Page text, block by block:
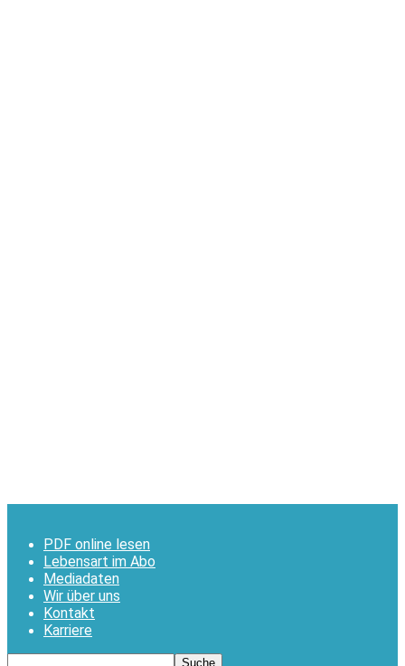
PDF online lesen
Lebensart im Abo
Mediadaten
Wir über uns
Kontakt
Karriere